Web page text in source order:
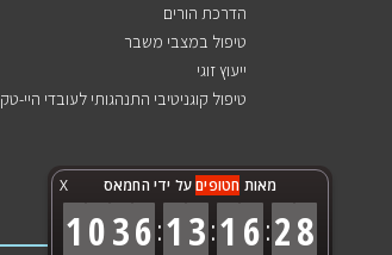
הדרכת הורים
טיפול במצבי משבר
ייעוץ זוגי
טיפול קוגניטיבי התנהגותי לעובדי היי-טק
X מאות חטופיםעל ידי החמאס
1036:13:1 6:29